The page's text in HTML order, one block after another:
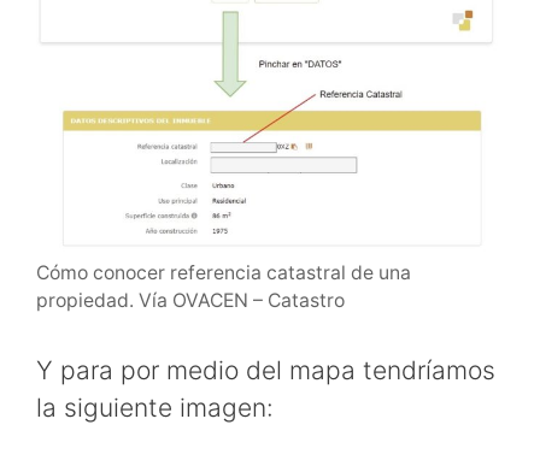
Cómo conocer referencia catastral de una
propiedad. Vía OVACEN – Catastro
Y para por medio del mapa tendríamos
la siguiente imagen: